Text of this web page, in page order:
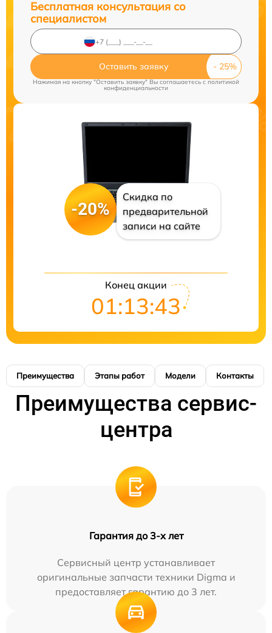
Бесплатная консультация со
специалистом
Оставить заявку
Нажимая на кнопку "Оставить заявку" Вы соглашаетесь c политикой
конфиденциальности
-20%
Скидка по
предварительной
записи на сайте
Конец акции
01:13:41
Преимущества Этапы работ Модели Контакты
Преимущества сервис-
центра
Гарантия до 3-х лет
Сервисный центр устанавливает
оригинальные запчасти техники Digma и
предоставляет гарантию до 3 лет.